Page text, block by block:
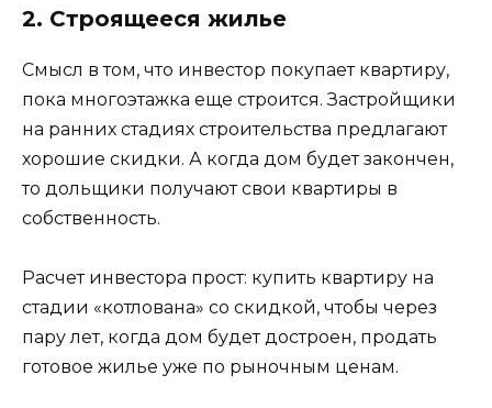
2. Строящееся жилье
Смысл в том, что инвестор покупает квартиру,
пока многоэтажка еще строится. Застройщики
на ранних стадиях строительства предлагают
хорошие скидки. А когда дом будет закончен,
то дольщики получают свои квартиры в
собственность.
Расчет инвестора прост: купить квартиру на
стадии «котлована» со скидкой, чтобы через
пару лет, когда дом будет достроен, продать
готовое жилье уже по рыночным ценам.